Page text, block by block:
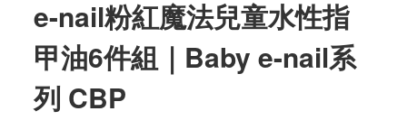
e-nail粉紅魔法兒童水性指
甲油6件組｜Baby e-nail系
列 CBP